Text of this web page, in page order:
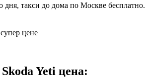
такси до дома по Москве бесплатно.
цене
Yeti цена: